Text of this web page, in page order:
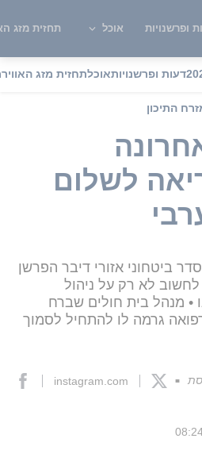
ופרשנויות אוכל תחזית מזג
דעות ופרשנויותאוכלתחזית מזג האוויר
התיכון
לשלום
ביטחוני אזורי דיבר הפרשן
לא רק על ניהול
• מנהל בית חולים שברח
גרמה לו להתחיל לסמוך
■
instagram.com